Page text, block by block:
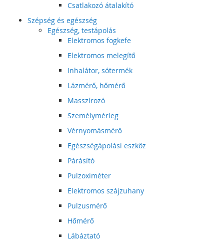
Csatlakozó átalakító
Szépség és egészség
Egészség, testápolás
Elektromos fogkefe
Elektromos melegítő
Inhalátor, sótermék
Lázmérő, hőmérő
Masszírozó
Személymérleg
Vérnyomásmérő
Egészségápolási eszköz
Párásító
Pulzoximéter
Elektromos szájzuhany
Pulzusmérő
Hőmérő
Lábáztató